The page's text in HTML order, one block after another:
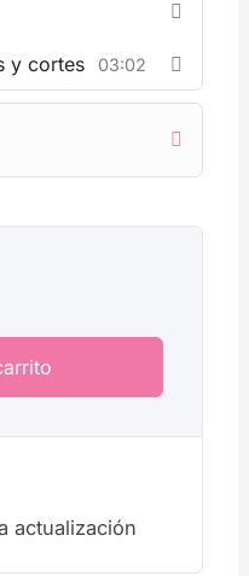
y cortes 03:02
actualización